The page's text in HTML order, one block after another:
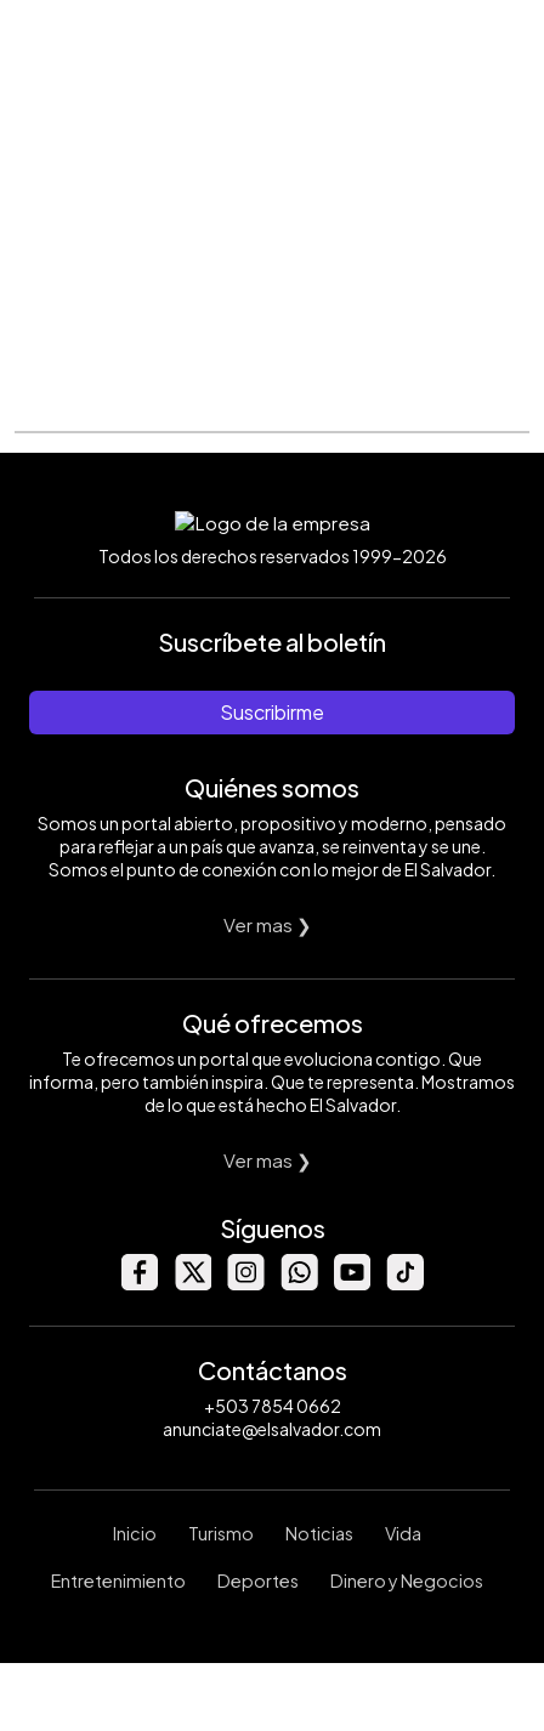
Todos los derechos reservados 1999-2026
Suscríbete al boletín
Suscribirme
Quiénes somos
Somos un portal abierto, propositivo y moderno, pensado
para reflejar a un país que avanza, se reinventa y se une.
Somos el punto de conexión con lo mejor de El Salvador.
Ver mas ❯
Qué ofrecemos
Te ofrecemos un portal que evoluciona contigo. Que
informa, pero también inspira. Que te representa. Mostramos
de lo que está hecho El Salvador.
Ver mas ❯
Síguenos
Contáctanos
+503 7854 0662
anunciate@elsalvador.com
Inicio Turismo Noticias Vida
Entretenimiento Deportes Dinero y Negocios